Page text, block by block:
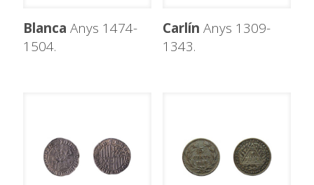
Blanca Anys 1474-
1504.
Carlín Anys 1309-
1343.